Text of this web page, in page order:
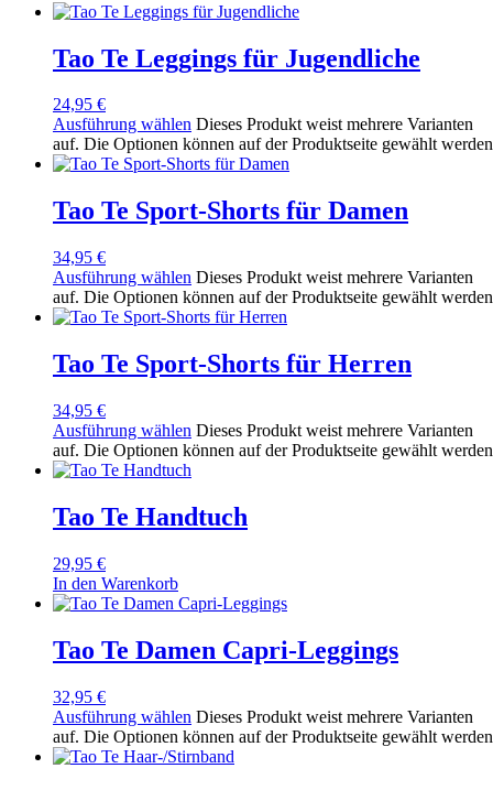
Tao Te Leggings für Jugendliche
24,95 €
Ausführung wählen Dieses Produkt weist mehrere Varianten
auf. Die Optionen können auf der Produktseite gewählt werden
Tao Te Sport-Shorts für Damen
34,95 €
Ausführung wählen Dieses Produkt weist mehrere Varianten
auf. Die Optionen können auf der Produktseite gewählt werden
Tao Te Sport-Shorts für Herren
34,95 €
Ausführung wählen Dieses Produkt weist mehrere Varianten
auf. Die Optionen können auf der Produktseite gewählt werden
Tao Te Handtuch
29,95 €
In den Warenkorb
Tao Te Damen Capri-Leggings
32,95 €
Ausführung wählen Dieses Produkt weist mehrere Varianten
auf. Die Optionen können auf der Produktseite gewählt werden